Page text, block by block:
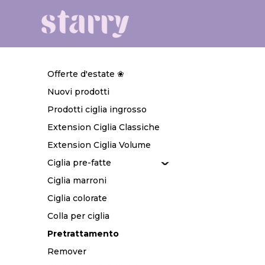
Offerte d'estate ❀
Nuovi prodotti
Prodotti ciglia ingrosso
Extension Ciglia Classiche
Extension Ciglia Volume
Ciglia pre-fatte
Ciglia marroni
Ciglia colorate
Colla per ciglia
Pretrattamento
Remover